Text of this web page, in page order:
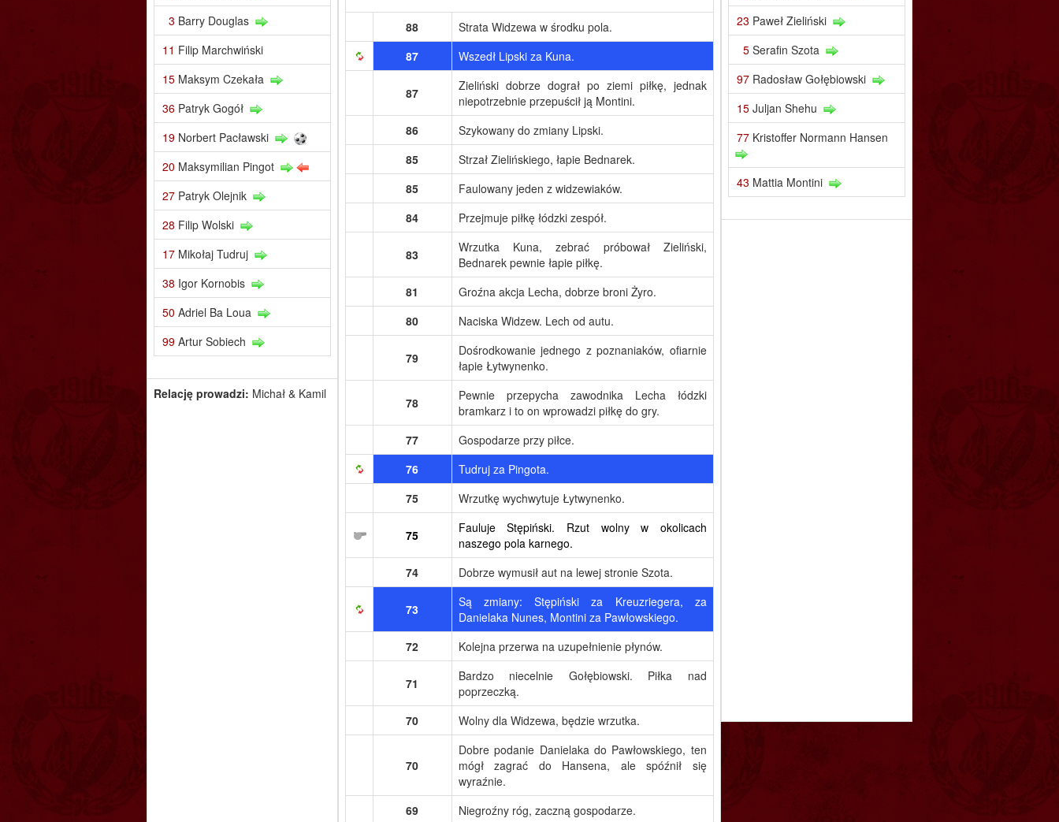
88
Strata Widzewa w środku pola.
87
Wszedł Lipski za Kuna.
87
Zieliński dobrze dograł po ziemi piłkę, jednak
niepotrzebnie przepuścił ją Montini.
86
Szykowany do zmiany Lipski.
85
Strzał Zielińskiego, łapie Bednarek.
85
Faulowany jeden z widzewiaków.
84
Przejmuje piłkę łódzki zespół.
83
Wrzutka Kuna, zebrać próbował Zieliński,
Bednarek pewnie łapie piłkę.
81
Groźna akcja Lecha, dobrze broni Żyro.
80
Naciska Widzew. Lech od autu.
79
Dośrodkowanie jednego z poznaniaków, ofiarnie
łapie Łytwynenko.
78
Pewnie przepycha zawodnika Lecha łódzki
bramkarz i to on wprowadzi piłkę do gry.
77
Gospodarze przy piłce.
76
Tudruj za Pingota.
75
Wrzutkę wychwytuje Łytwynenko.
75
Fauluje Stępiński. Rzut wolny w okolicach
naszego pola karnego.
74
Dobrze wymusił aut na lewej stronie Szota.
73
Są zmiany: Stępiński za Kreuzriegera, za
Danielaka Nunes, Montini za Pawłowskiego.
72
Kolejna przerwa na uzupełnienie płynów.
71
Bardzo niecelnie Gołębiowski. Piłka nad
poprzeczką.
70
Wolny dla Widzewa, będzie wrzutka.
70
Dobre podanie Danielaka do Pawłowskiego, ten
mógł zagrać do Hansena, ale spóźnił się
wyraźnie.
69
Niegroźny róg, zaczną gospodarze.
3 Barry Douglas
11 Filip Marchwiński
15 Maksym Czekała
36 Patryk Gogół
19 Norbert Pacławski
20 Maksymilian Pingot
27 Patryk Olejnik
28 Filip Wolski
17 Mikołaj Tudruj
38 Igor Kornobis
50 Adriel Ba Loua
99 Artur Sobiech
Relację prowadzi: Michał & Kamil
23 Paweł Zieliński
5 Serafin Szota
97 Radosław Gołębiowski
15 Juljan Shehu
77 Kristoffer Normann Hansen
43 Mattia Montini